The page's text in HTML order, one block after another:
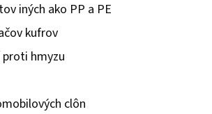
iných ako PP a PE
kufrov
hmyzu
clôn